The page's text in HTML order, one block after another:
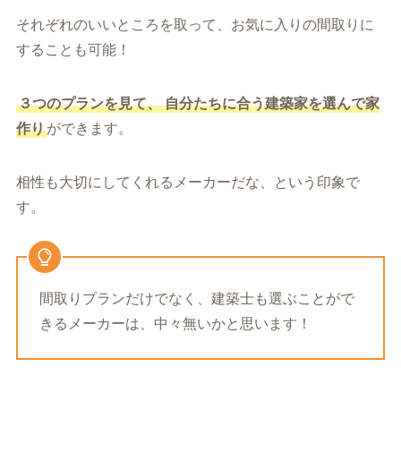
それぞれのいいところを取って、お気に入りの間取りに
することも可能！
３つのプランを見て、 自分たちに合う建築家を選んで家
作りができます。
相性も大切にしてくれるメーカーだな、という印象で
す。
間取りプランだけでなく、建築士も選ぶことがで
きるメーカーは、中々無いかと思います！